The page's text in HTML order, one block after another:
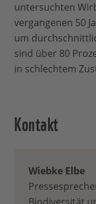
untersuchten
vergangenen 50
um
sind über 80
in schlechtem
Kontakt
Wiebke Elbe